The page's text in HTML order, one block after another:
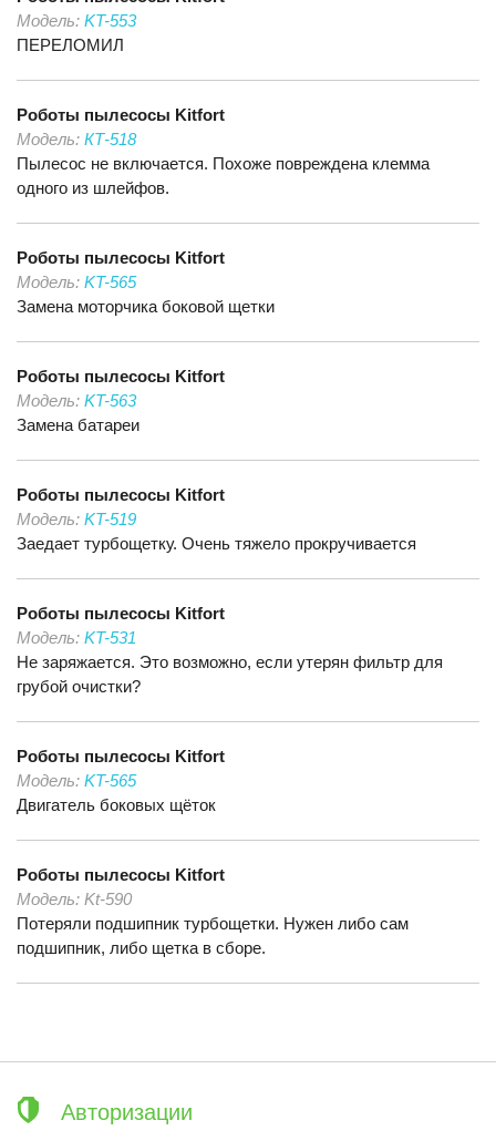
Модель: KT-553
ПЕРЕЛОМИЛ
Роботы пылесосы Kitfort
Модель: КТ-518
Пылесос не включается. Похоже повреждена клемма
одного из шлейфов.
Роботы пылесосы Kitfort
Модель: KT-565
Замена моторчика боковой щетки
Роботы пылесосы Kitfort
Модель: KT-563
Замена батареи
Роботы пылесосы Kitfort
Модель: KT-519
Заедает турбощетку. Очень тяжело прокручивается
Роботы пылесосы Kitfort
Модель: KT-531
Не заряжается. Это возможно, если утерян фильтр для
грубой очистки?
Роботы пылесосы Kitfort
Модель: KT-565
Двигатель боковых щёток
Роботы пылесосы Kitfort
Модель: Kt-590
Потеряли подшипник турбощетки. Нужен либо сам
подшипник, либо щетка в сборе.
Авторизации